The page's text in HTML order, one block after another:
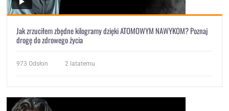
Jak zrzuciłem zbędne kilogramy dzięki ATOMOWYM NAWYKOM? Poznaj
drogę do zdrowego życia
973 Odsłon 2 latatemu